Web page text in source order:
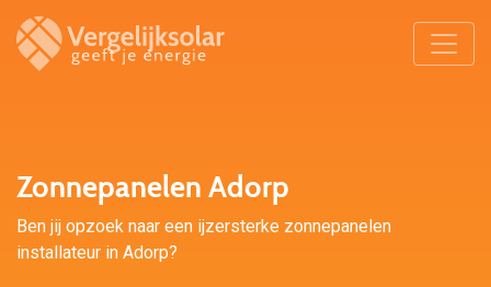
Zonnepanelen Adorp
Ben jij opzoek naar een ijzersterke zonnepanelen
installateur in Adorp?